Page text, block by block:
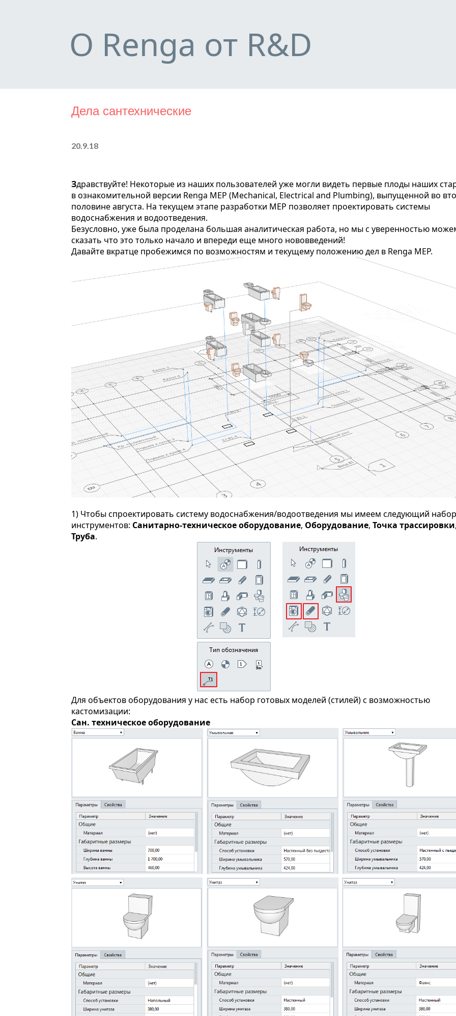
О Renga от R&D
Дела сантехнические
20.9.18
Здравствуйте! Некоторые из наших пользователей уже могли видеть первые плоды наших стараний
в ознакомительной версии Renga MEP (Mechanical, Electrical and Plumbing), выпущенной во
половине августа. На текущем этапе разработки MEP позволяет проектировать системы
водоснабжения и водоотведения.
Безусловно, уже была проделана большая аналитическая работа, но мы с уверенностью
сказать что это только начало и впереди еще много нововведений!
Давайте вкратце пробежимся по возможностям и текущему положению дел в Renga MEP.
1) Чтобы спроектировать систему водоснабжения/водоотведения мы имеем следующий набор
инструментов: Санитарно-техническое оборудование, Оборудование, Точка трассировки
Труба.
Для объектов оборудования у нас есть набор готовых моделей (стилей) с возможностью
кастомизации:
Сан. техническое оборудование